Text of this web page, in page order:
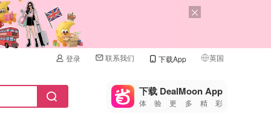
登录 联系我们 下载App 英国
🇺🇸
🇨🇳 中国
下载 DealMoon App
体验更多精彩